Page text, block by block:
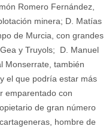
Romero Fernández,
minera; D. Matías
de Murcia, con grandes
y Truyols; D. Manuel
Monserrate, también
el que podría estar más
emparentado con
de gran número
hombre de